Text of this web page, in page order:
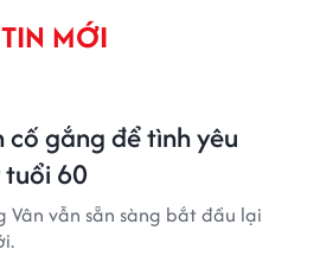
TIN MỚI
cố gắng để tình yêu
60
Vân vẫn sẵn sàng bắt đầu lại